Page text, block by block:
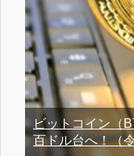
ビットコイン（
百ドル台へ！（